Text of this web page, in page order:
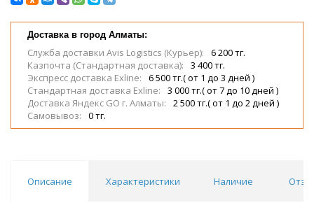
Доставка в город Алматы:
Служба доставки Avis Logistics (Курьер):
6 200 тг.
Казпочта (Стандартная доставка):
3 400 тг.
Экспресс доставка Exline:
6 500 тг.( от 1 до 3 дней )
Стандартная доставка Exline:
3 000 тг.( от 7 до 10 дней )
Доставка Яндекс GO г. Алматы:
2 500 тг.( от 1 до 2 дней )
Самовывоз:
0 тг.
Описание Характеристики Наличие